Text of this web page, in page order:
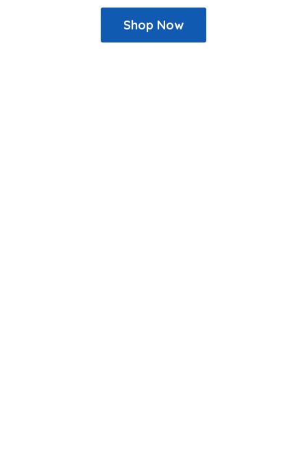
Shop Now